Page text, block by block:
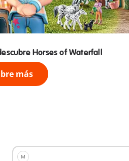
Horses of Waterfall
más
M